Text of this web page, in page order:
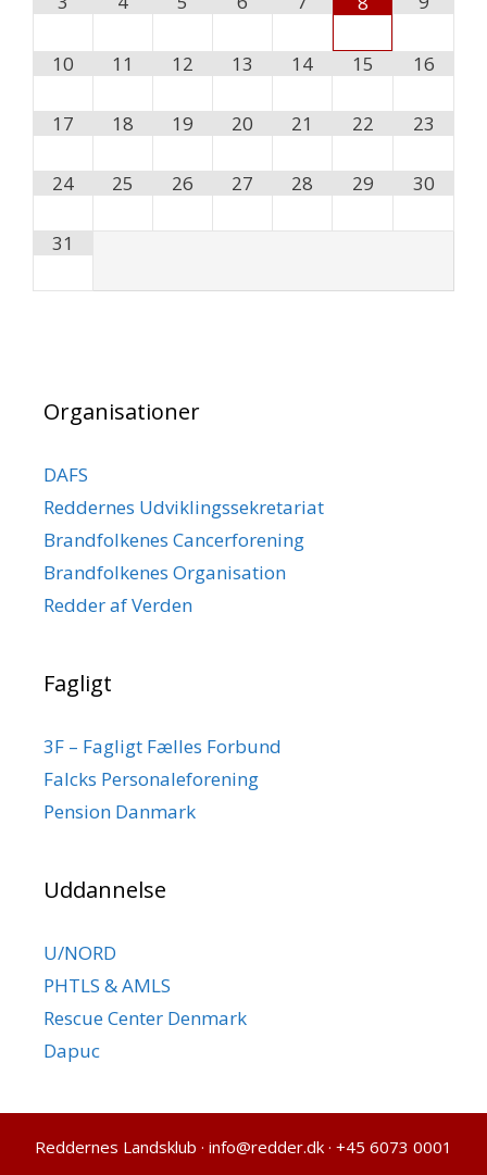
10 11 12 13 14 15 16
17 18 19 20 21 22 23
24 25 26 27 28 29 30
31
Organisationer
DAFS
Reddernes Udviklingssekretariat
Brandfolkenes Cancerforening
Brandfolkenes Organisation
Redder af Verden
Fagligt
3F – Fagligt Fælles Forbund
Falcks Personaleforening
Pension Danmark
Uddannelse
U/NORD
PHTLS & AMLS
Rescue Center Denmark
Dapuc
Reddernes Landsklub · info@redder.dk · +45 6073 0001